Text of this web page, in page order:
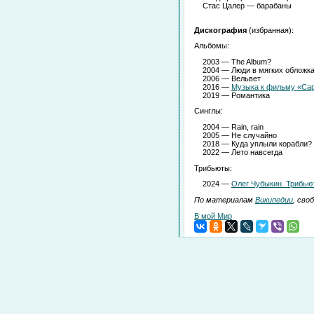
Стас Цалер — барабаны
Дискография (избранная):
Альбомы:
2003 — The Album?
2004 — Люди в мягких
2006 — Вельвет
2016 — Музыка к фильму
2019 — Романтика
Синглы:
2004 — Rain, rain
2005 — Не случайно
2018 — Куда уплыли корабли?
2022 — Лето навсегда
Трибьюты:
2024 — Олег Чубыкин.
По материалам Википедии ,
В мой Мир